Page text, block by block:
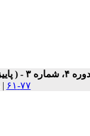
دوره ۴، شماره ۳ - ( پاییز ۱۴۰۲ )
۷۷-۶۱
|